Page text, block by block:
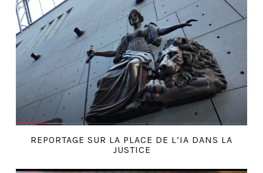
REPORTAGE SUR LA PLACE DE L’IA DANS LA
JUSTICE